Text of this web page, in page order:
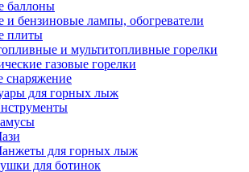
баллоны
и бензиновые лампы, обогреватели
плиты
и мультитопливные горелки
газовые горелки
снаряжение
для горных лыж
для горных лыж
для ботинок